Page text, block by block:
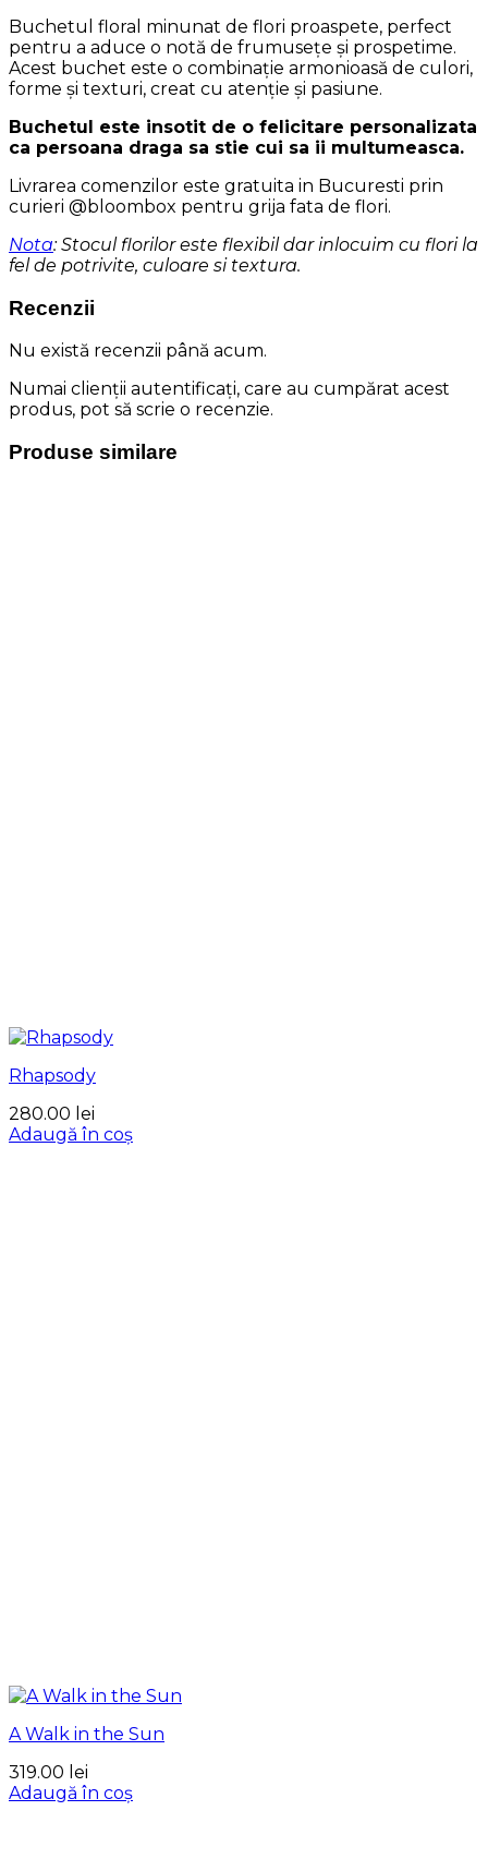
Buchetul floral minunat de flori proaspete, perfect
pentru a aduce o notă de frumusețe și prospetime.
Acest buchet este o combinație armonioasă de culori,
forme și texturi, creat cu atenție și pasiune.
Buchetul este insotit de o felicitare personalizata
ca persoana draga sa stie cui sa ii multumeasca.
Livrarea comenzilor este gratuita in Bucuresti prin
curieri @bloombox pentru grija fata de flori.
Nota: Stocul florilor este flexibil dar inlocuim cu flori la
fel de potrivite, culoare si textura.
Recenzii
Nu există recenzii până acum.
Numai clienții autentificați, care au cumpărat acest
produs, pot să scrie o recenzie.
Produse similare
Rhapsody
280.00 lei
Adaugă în coș
A Walk in the Sun
319.00 lei
Adaugă în coș